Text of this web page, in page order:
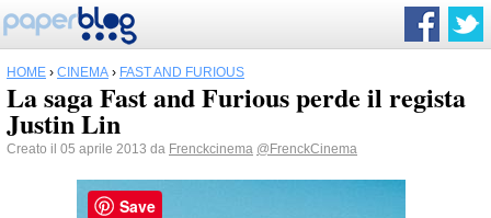
HOME › CINEMA › FAST AND FURIOUS
La saga Fast and Furious perde il regista
Justin Lin
Creato il 05 aprile 2013 da Frenckcinema @FrenckCinema
Save